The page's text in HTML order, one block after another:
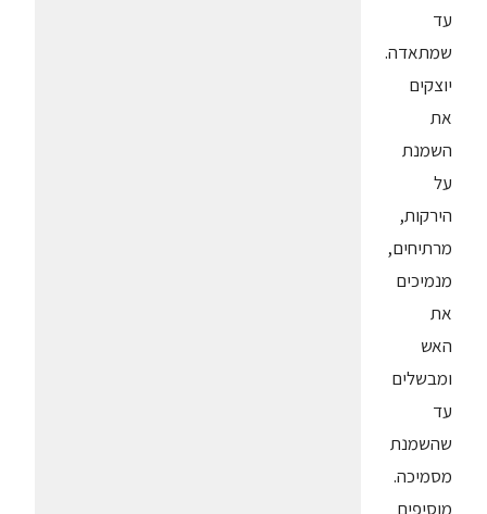
עד
שמתאדה.
יוצקים
את
השמנת
על
הירקות,
מרתיחים,
מנמיכים
את
האש
ומבשלים
עד
שהשמנת
מסמיכה.
מוסיפים